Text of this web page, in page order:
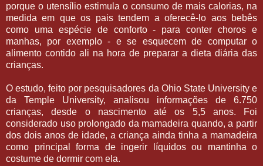
porque o utensílio estimula o consumo de mais calorias, na
medida em que os pais tendem a oferecê-lo aos bebês
como uma espécie de conforto - para conter choros e
manhas, por exemplo - e se esquecem de computar o
alimento contido ali na hora de preparar a dieta diária das
crianças.
O estudo, feito por pesquisadores da Ohio State University e
da Temple University, analisou informações de 6.750
crianças, desde o nascimento até os 5,5 anos. Foi
considerado uso prolongado da mamadeira quando, a partir
dos dois anos de idade, a criança ainda tinha a mamadeira
como principal forma de ingerir líquidos ou mantinha o
costume de dormir com ela.